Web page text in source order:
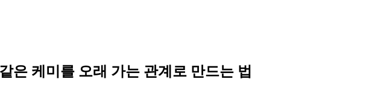
은 케미를 오래 가는 관계로 만드는 법